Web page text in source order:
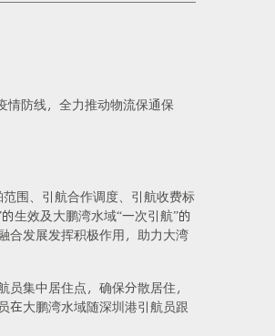
情防线，全力推动物流保通保
围、引航合作调度、引航收费标
生效及大鹏湾水域“一次引航”的
合发展发挥积极作用，助力大湾
集中居住点，确保分散居住，
在大鹏湾水域随深圳港引航员跟